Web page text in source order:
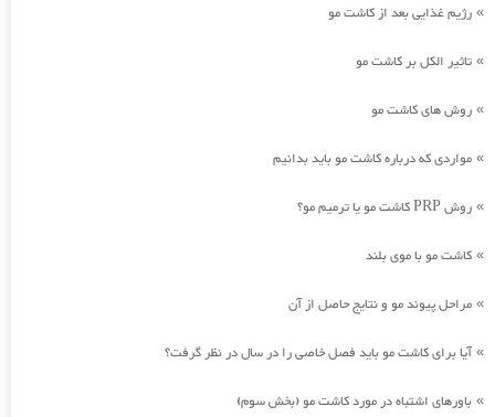
» رژیم غذایی بعد از کاشت مو
» تاثیر الکل بر کاشت مو
» روش های کاشت مو
» مواردی که درباره کاشت مو باید بدانیم
» روش PRP کاشت مو یا ترمیم مو؟
» کاشت مو با موی بلند
» مراحل پیوند مو و نتایج حاصل از آن
»آیا برای کاشت مو باید فصل خاصی را در سال در نظر گرفت؟
» باورهای اشتباه در مورد کاشت مو (بخش سوم)